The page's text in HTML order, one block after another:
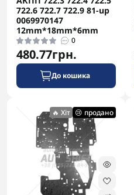
722.6 722.7 722.9 81-up
0069970147
12mm*18mm*6mm
0
480.77грн.
До кошика
🔥 Хіт 😢 продано